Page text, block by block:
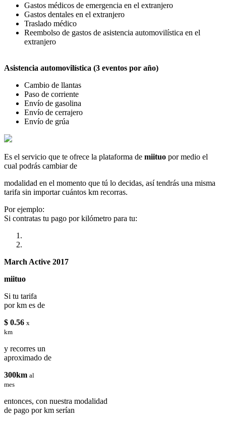
Gastos médicos de emergencia en el extranjero
Gastos dentales en el extranjero
Traslado médico
Reembolso de gastos de asistencia automovilística en el
extranjero
Asistencia automovilística (3 eventos por año)
Cambio de llantas
Paso de corriente
Envío de gasolina
Envío de cerrajero
Envío de grúa
Es el servicio que te ofrece la plataforma de miituo por medio el
cual podrás cambiar de
modalidad en el momento que tú lo decidas, así tendrás una misma
tarifa sin importar cuántos km recorras.
Por ejemplo:
Si contratas tu pago por kilómetro para tu:
March Active 2017
miituo
Si tu tarifa
por km es de
$ 0.56 x
km
y recorres un
aproximado de
300km al
mes
entonces, con nuestra modalidad
de pago por km serían